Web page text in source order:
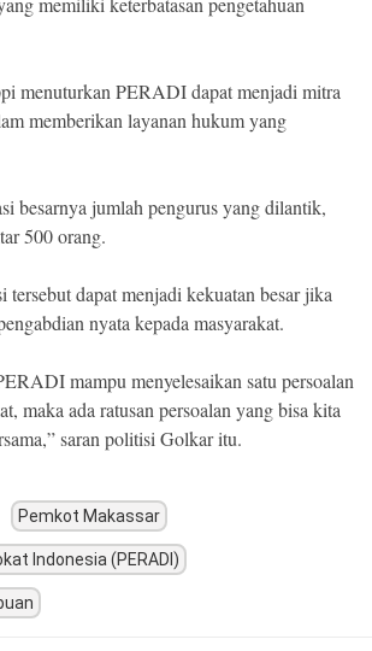
menuturkan PERADI dapat menjadi mitra
memberikan layanan hukum yang
besarnya jumlah pengurus yang dilantik,
500 orang.
tersebut dapat menjadi kekuatan besar jika
nyata kepada masyarakat.
mampu menyelesaikan satu persoalan
maka ada ratusan persoalan yang bisa kita
saran politisi Golkar itu.
Pemkot Makassar
Indonesia (PERADI)